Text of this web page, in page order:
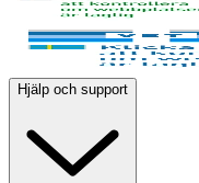
Hjälp och support